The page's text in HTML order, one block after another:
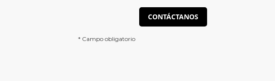
Privacidad</a>
CONTÁCTANOS
* Campo obligatorio